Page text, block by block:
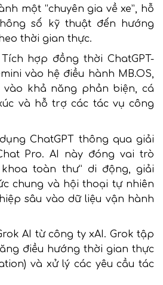
một “chuyên gia về xe”, hỗ
số kỹ thuật đến hướng
thời gian thực.
Tích hợp đồng thời ChatGPT-
vào hệ điều hành MB.OS,
khả năng phản biện, cá
và hỗ trợ các tác vụ công
ChatGPT thông qua giải
Pro. AI này đóng vai trò
toàn thư” di động, giải
chung và hội thoại tự nhiên
sâu vào dữ liệu vận hành
AI từ công ty xAI. Grok tập
điều hướng thời gian thực
và xử lý các yêu cầu tác